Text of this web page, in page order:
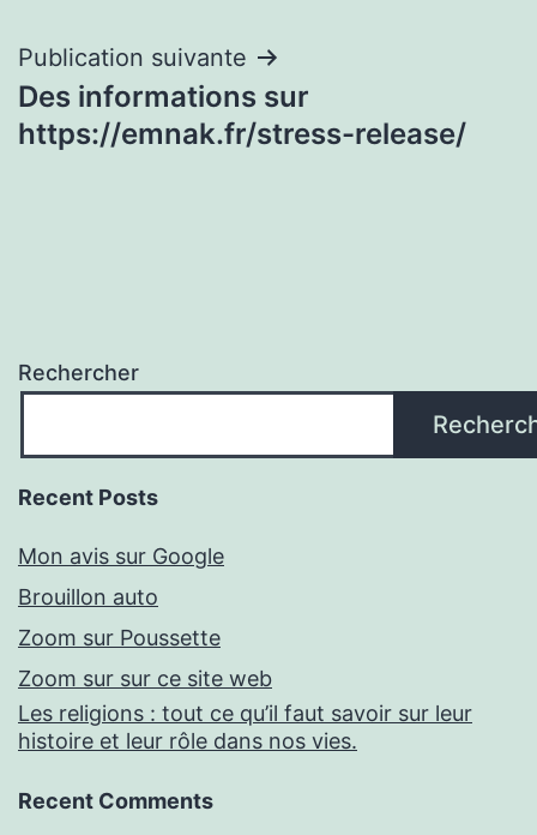
l’article
Publication suivante
Des informations sur
https://emnak.fr/stress-release/
Rechercher
Recent Posts
Mon avis sur Google
Brouillon auto
Zoom sur Poussette
Zoom sur sur ce site web
Les religions : tout ce qu’il faut savoir sur leur
histoire et leur rôle dans nos vies.
Recent Comments